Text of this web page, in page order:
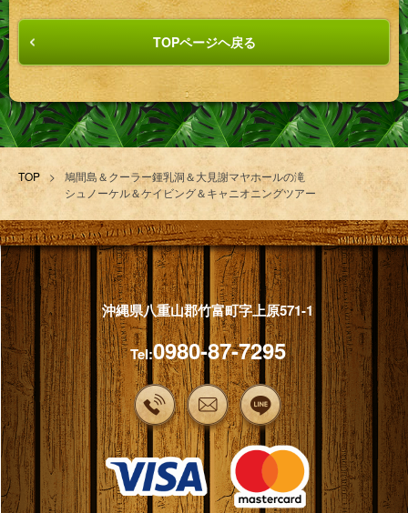
TOPページヘ戻る
TOP >
鳩間島＆クーラー鍾乳洞＆大見謝マヤホールの滝
シュノーケル＆ケイビング＆キャニオニングツアー
沖縄県八重山郡竹富町字上原571-1
Tel:0980-87-7295